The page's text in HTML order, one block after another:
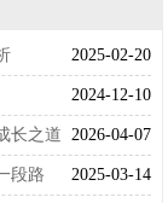
2025-02-20
2024-12-10
2026-04-07
长之道
2025-03-14
段路